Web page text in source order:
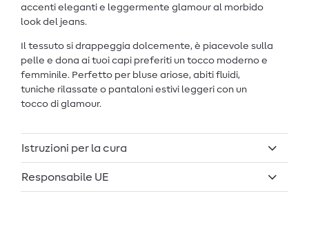
accenti eleganti e leggermente glamour al morbido
look del jeans.
Il tessuto si drappeggia dolcemente, è piacevole sulla
pelle e dona ai tuoi capi preferiti un tocco moderno e
femminile. Perfetto per bluse ariose, abiti fluidi,
tuniche rilassate o pantaloni estivi leggeri con un
tocco di glamour.
Istruzioni per la cura
Responsabile UE